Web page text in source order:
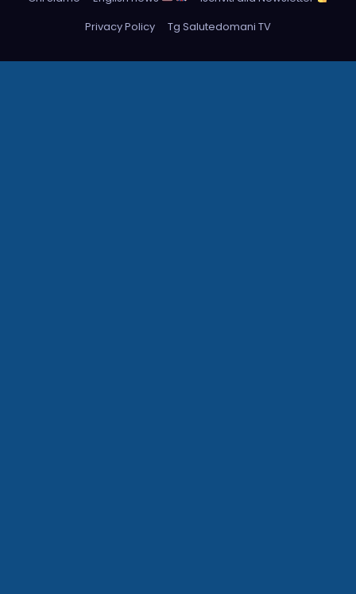
Privacy Policy
Tg Salutedomani TV